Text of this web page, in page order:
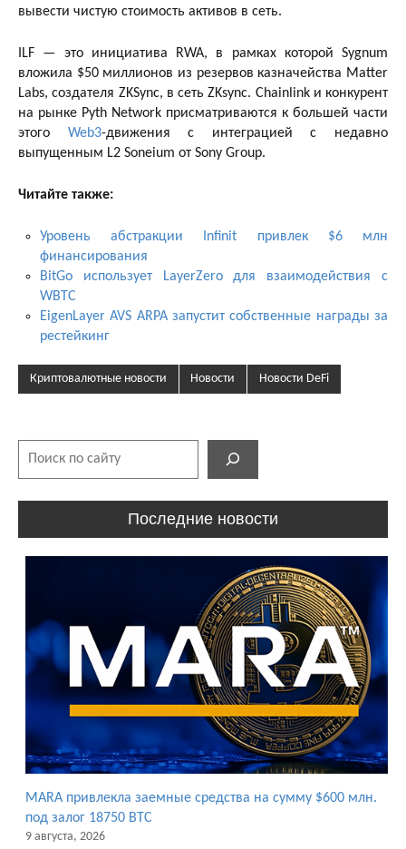
вывести чистую стоимость активов в сеть.
ILF — это инициатива RWA, в рамках которой Sygnum
вложила $50 миллионов из резервов казначейства Matter
Labs, создателя ZKSync, в сеть ZKsync. Chainlink и конкурент
на рынке Pyth Network присматриваются к большей части
этого Web3-движения с интеграцией с недавно
выпущенным L2 Soneium от Sony Group.
Читайте также:
Уровень абстракции Infinit привлек $6 млн
финансирования
BitGo использует LayerZero для взаимодействия с
WBTC
EigenLayer AVS ARPA запустит собственные награды за
рестейкинг
Криптовалютные новости Новости Новости DeFi
Последние новости
MARA привлекла заемные средства на сумму $600 млн.
под залог 18750 BTC
9 августа, 2026